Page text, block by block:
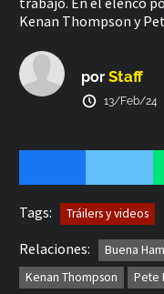
Kenan Thompson y
por Staff
13/Feb/24
Tags: Tráilers y videos
Relaciones: Buena
Kenan Thompson
Pete